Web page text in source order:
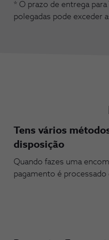
* O prazo de entrega
polegadas pode exceder
Tens vários
disposição
Quando fazes uma
pagamento é